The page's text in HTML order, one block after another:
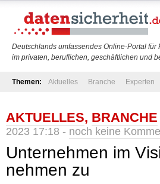
Deutschlands umfassendes Online-Portal für
im privaten, beruflichen, geschäftlichen und
Themen: Aktuelles Branche Experten
AKTUELLES, BRANCHE
2023 17:18 - noch keine
Unternehmen im
nehmen zu